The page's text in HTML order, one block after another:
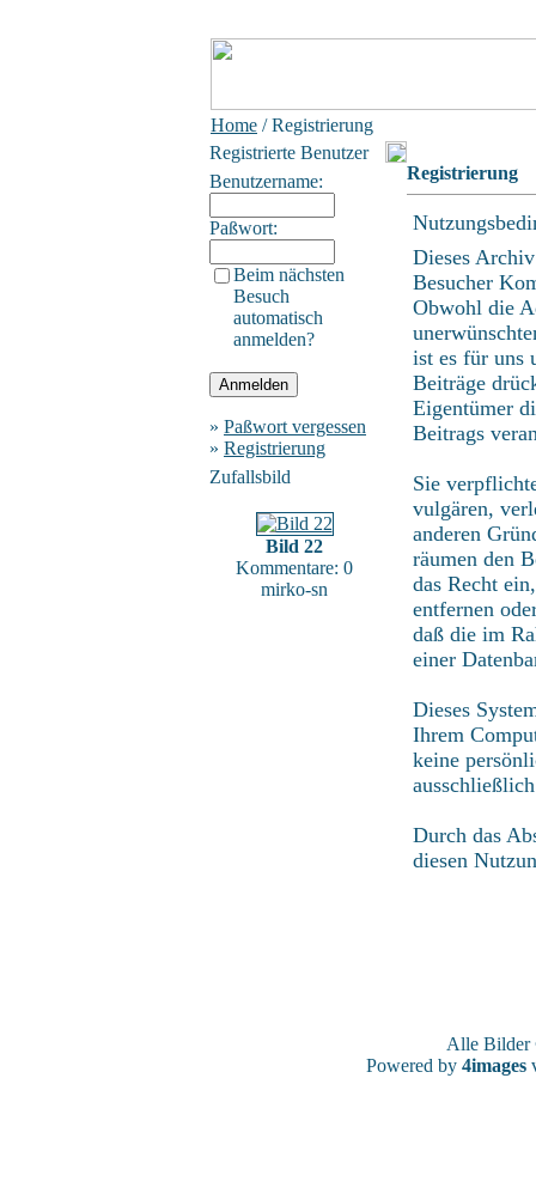
Home / Registrierung
Registrierte Benutzer
Benutzername:
Paßwort:
Beim nächsten
Besuch
automatisch
anmelden?
» Paßwort vergessen
» Registrierung
Zufallsbild
Bild 22
Kommentare: 0
mirko-sn
Registrierung
Dieses
Besucher
Obwohl die
ist es für uns
Beiträge
Eigentümer
Beitrags
Sie
vulgären,
anderen
räumen den
das Recht
entfernen
daß die im
einer
Dieses
Ihrem
keine
Durch das
diesen
Alle
Powered by 4images